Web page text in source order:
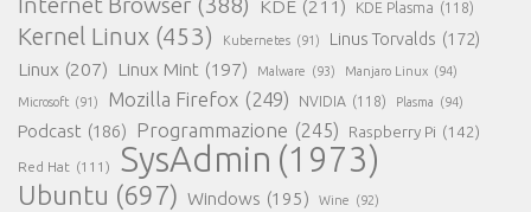
KDE (211) KDE Plasma (118)
Kernel Linux (453) Kubernetes (91) Linus Torvalds (172)
Linux (207) Linux Mint (197) Malware (93) Manjaro Linux (94)
Microsoft (91) Mozilla Firefox (249) NVIDIA (118) Plasma (94)
Podcast (186) Programmazione (245) Raspberry Pi (142)
Red Hat (111) SysAdmin (1973)
Ubuntu (697) Windows (195) Wine (92)